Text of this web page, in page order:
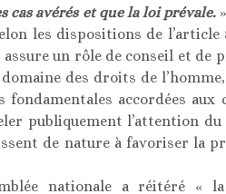
cas avérés et que la loi prévale.
les dispositions de
assure un rôle de conseil et
des droits de
fondamentales accordées aux
publiquement l’attention
de nature à favoriser la
nationale a réitéré «